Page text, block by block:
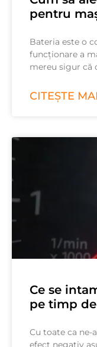
pentru
Bateria este o
funcționare a
mereu sigur că
CITEȘTE
Ce se
pe timp
Cu toate ca ne-
efect negativ